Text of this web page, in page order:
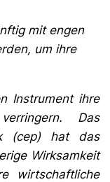
mit engen
um ihre
Instrument ihre
Das
(cep) hat das
Wirksamkeit
wirtschaftliche